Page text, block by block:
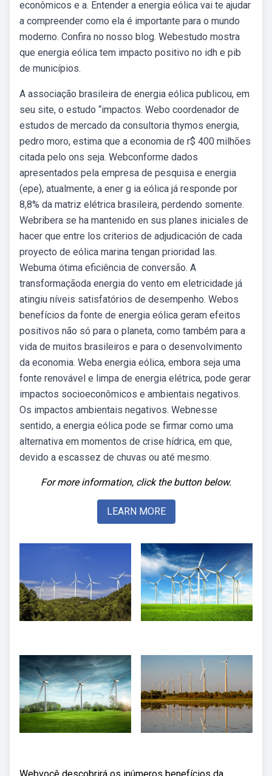
econômicos e a. Entender a energia eólica vai te ajudar
a compreender como ela é importante para o mundo
moderno. Confira no nosso blog. Webestudo mostra
que energia eólica tem impacto positivo no idh e pib
de municípios.
A associação brasileira de energia eólica publicou, em
seu site, o estudo “impactos. Webo coordenador de
estudos de mercado da consultoria thymos energia,
pedro moro, estima que a economia de r$ 400 milhões
citada pelo ons seja. Webconforme dados
apresentados pela empresa de pesquisa e energia
(epe), atualmente, a ener g ia eólica já responde por
8,8% da matriz elétrica brasileira, perdendo somente.
Webribera se ha mantenido en sus planes iniciales de
hacer que entre los criterios de adjudicación de cada
proyecto de eólica marina tengan prioridad las.
Webuma ótima eficiência de conversão. A
transformaçãoda energia do vento em eletricidade já
atingiu níveis satisfatórios de desempenho. Webos
benefícios da fonte de energia eólica geram efeitos
positivos não só para o planeta, como também para a
vida de muitos brasileiros e para o desenvolvimento
da economia. Weba energia eólica, embora seja uma
fonte renovável e limpa de energia elétrica, pode gerar
impactos socioeconômicos e ambientais negativos.
Os impactos ambientais negativos. Webnesse
sentido, a energia eólica pode se firmar como uma
alternativa em momentos de crise hídrica, em que,
devido a escassez de chuvas ou até mesmo.
For more information, click the button below.
LEARN MORE